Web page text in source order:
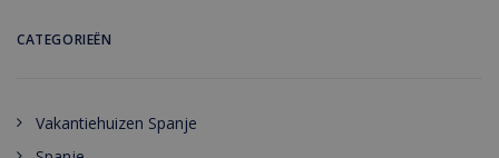
CATEGORIEËN
Vakantiehuizen Spanje